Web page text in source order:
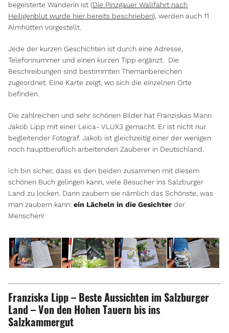
begeisterte Wanderin ist (Die Pinzgauer Wallfahrt nach
Heiligenblut wurde hier bereits beschrieben), werden auch 11
Almhütten vorgestellt.
Jede der kurzen Geschichten ist durch eine Adresse,
Telefonnummer und einen kurzen Tipp ergänzt. Die
Beschreibungen sind bestimmten Themanbereichen
zugeordnet. Eine Karte zeigt, wo sich die einzelnen Orte
befinden.
Die zahlreichen und sehr schönen Bilder hat Franziskas Mann
Jakob Lipp mit einer Leica- VLUX3 gemacht. Er ist nicht nur
begleitender Fotograf. Jakob ist gleichzeitig einer der wenigen
noch hauptberuflich arbeitenden Zauberer in Deutschland.
Ich bin sicher, dass es den beiden zusammen mit diesem
schönen Buch gelingen kann, viele Besucher ins Salzburger
Land zu locken. Dann zaubern sie nämlich das Schönste, was
man zaubern kann:ein Lächeln in die Gesichter der
Menschen!
Franziska Lipp – Beste Aussichten im Salzburger
Land – Von den Hohen Tauern bis ins
Salzkammergut